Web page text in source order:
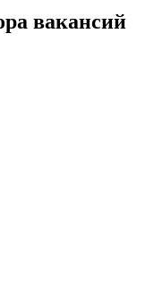
вакансий